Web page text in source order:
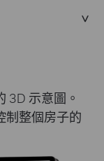
3D 示意圖。
制整個房子的